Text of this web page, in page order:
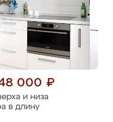
000 ₽
и низа
в длину